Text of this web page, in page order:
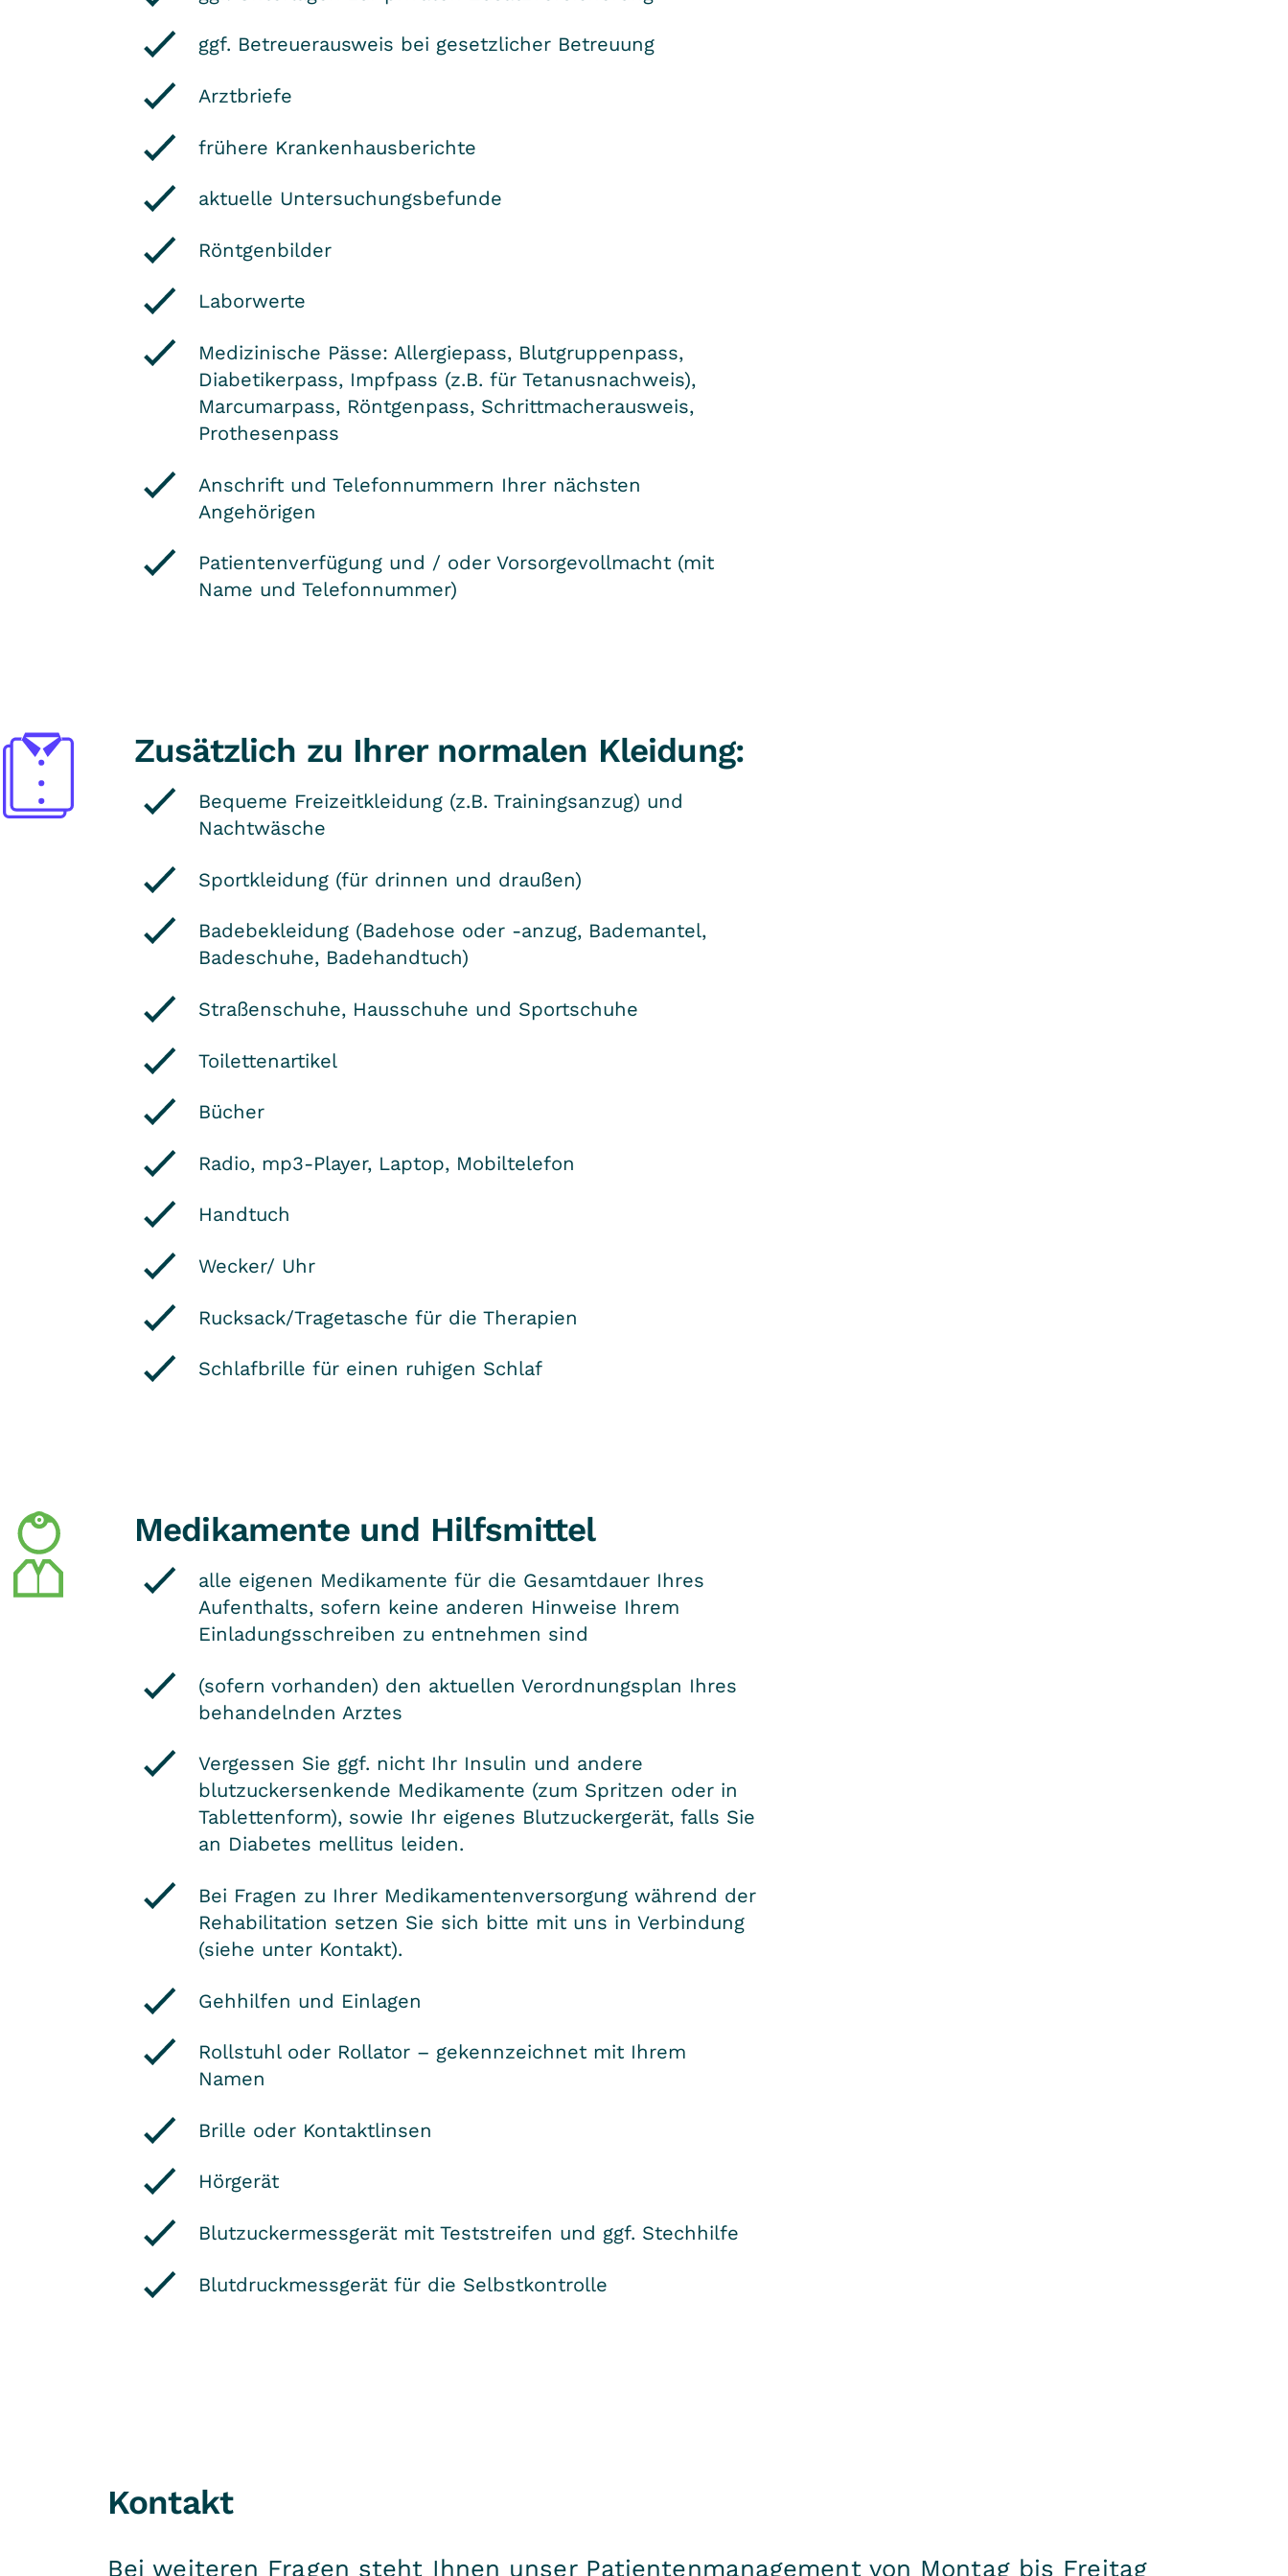
ggf. Betreuerausweis bei gesetzlicher Betreuung
Arztbriefe
frühere Krankenhausberichte
aktuelle Untersuchungsbefunde
Röntgenbilder
Laborwerte
Medizinische Pässe: Allergiepass, Blutgruppenpass,
Diabetikerpass, Impfpass (z.B. für Tetanusnachweis),
Marcumarpass, Röntgenpass, Schrittmacherausweis,
Prothesenpass
Anschrift und Telefonnummern Ihrer nächsten
Angehörigen
Patientenverfügung und / oder Vorsorgevollmacht (mit
Name und Telefonnummer)
Zusätzlich zu Ihrer normalen Kleidung:
Bequeme Freizeitkleidung (z.B. Trainingsanzug) und
Nachtwäsche
Sportkleidung (für drinnen und draußen)
Badebekleidung (Badehose oder -anzug, Bademantel,
Badeschuhe, Badehandtuch)
Straßenschuhe, Hausschuhe und Sportschuhe
Toilettenartikel
Bücher
Radio, mp3-Player, Laptop, Mobiltelefon
Handtuch
Wecker/ Uhr
Rucksack/Tragetasche für die Therapien
Schlafbrille für einen ruhigen Schlaf
Medikamente und Hilfsmittel
alle eigenen Medikamente für die Gesamtdauer Ihres
Aufenthalts, sofern keine anderen Hinweise Ihrem
Einladungsschreiben zu entnehmen sind
(sofern vorhanden) den aktuellen Verordnungsplan Ihres
behandelnden Arztes
Vergessen Sie ggf. nicht Ihr Insulin und andere
blutzuckersenkende Medikamente (zum Spritzen oder in
Tablettenform), sowie Ihr eigenes Blutzuckergerät, falls Sie
an Diabetes mellitus leiden.
Bei Fragen zu Ihrer Medikamentenversorgung während der
Rehabilitation setzen Sie sich bitte mit uns in Verbindung
(siehe unter Kontakt).
Gehhilfen und Einlagen
Rollstuhl oder Rollator – gekennzeichnet mit Ihrem
Namen
Brille oder Kontaktlinsen
Hörgerät
Blutzuckermessgerät mit Teststreifen und ggf. Stechhilfe
Blutdruckmessgerät für die Selbstkontrolle
Kontakt
Bei weiteren Fragen steht Ihnen unser Patientenmanagement von Montag bis Freitag